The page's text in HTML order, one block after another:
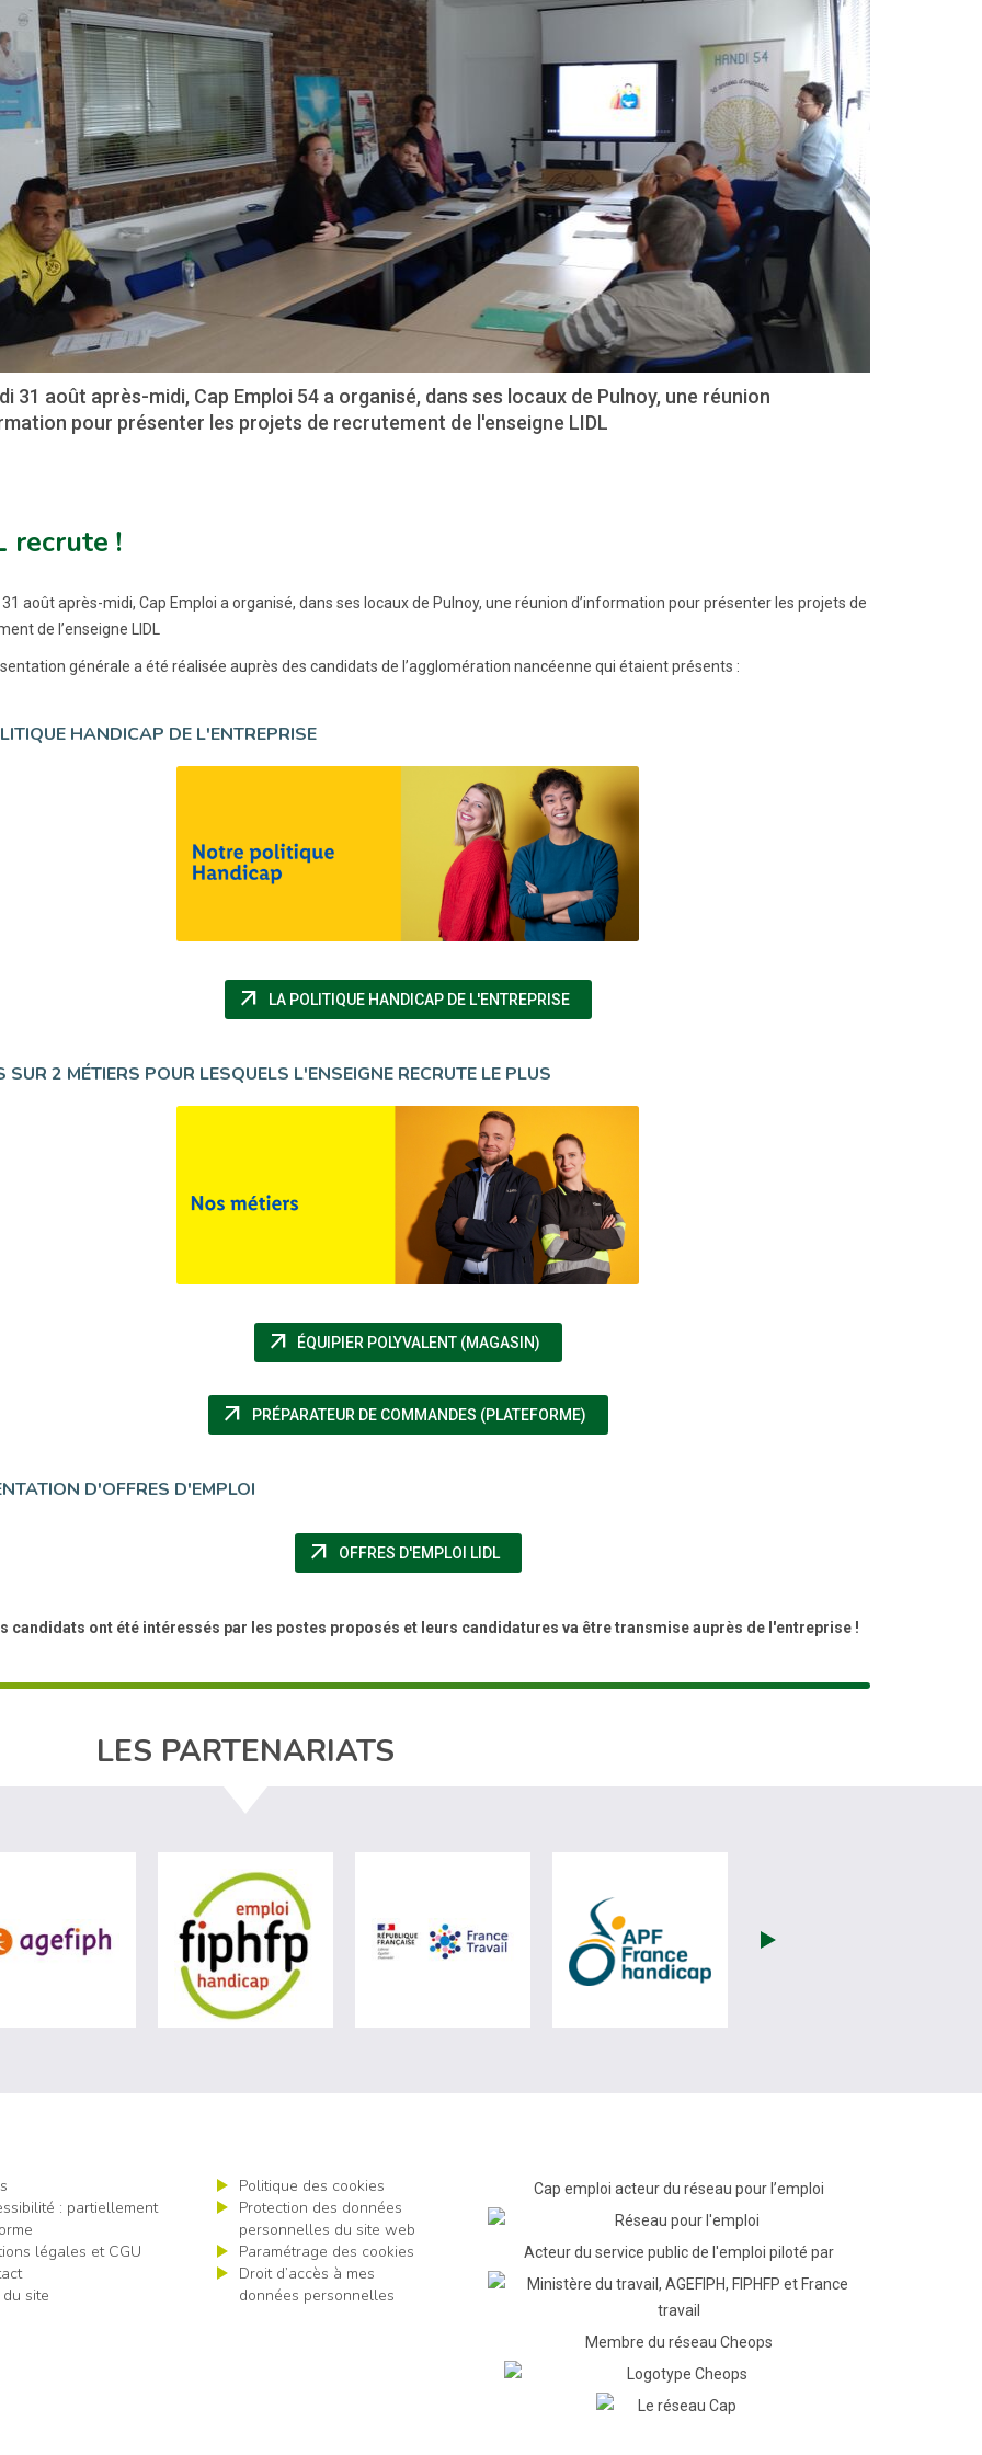
31 août après-midi, Cap Emploi 54 a organisé, dans ses locaux de Pulnoy, une réunion
pour présenter les projets de recrutement de l'enseigne LIDL
recrute !
31 août après-midi, Cap Emploi a organisé, dans ses locaux de Pulnoy, une réunion d’information pour présenter les projets de
de l’enseigne LIDL
générale a été réalisée auprès des candidats de l’agglomération nancéenne qui étaient présents :
HANDICAP DE L'ENTREPRISE
arrow_outward LA POLITIQUE HANDICAP DE L'ENTREPRISE(NOUVELLE FENÊTRE)
SUR 2 MÉTIERS POUR LESQUELS L'ENSEIGNE RECRUTE LE PLUS
arrow_outward ÉQUIPIER POLYVALENT (MAGASIN)
arrow_outward PRÉPARATEUR DE COMMANDES (PLATEFORME)(NOUVELLE FENÊTRE)
D'OFFRES D'EMPLOI
arrow_outward OFFRES D'EMPLOI LIDL
candidats ont été intéressés par les postes proposés et leurs candidatures va être transmise auprès de l'entreprise !
LES PARTENARIATS
de Ministère du travail (nouvelle fenêtre)
visiter les site de Agefiph (nouvelle fenêtre)visiter les site de Fiphfp (nouvelle fenêtre)visiter les site de France Travail (nouvelle fenêtre)
visiter les site de APF (nouvelle
: partiellement
légales et CGU
site
Politique des cookies
Protection des données
personnelles du site web
Paramétrage des cookies
Droit d’accès à mes
données personnelles
Cap emploi acteur du réseau pour l’emploi
Acteur du service public de l'emploi piloté par
Membre du réseau Cheops